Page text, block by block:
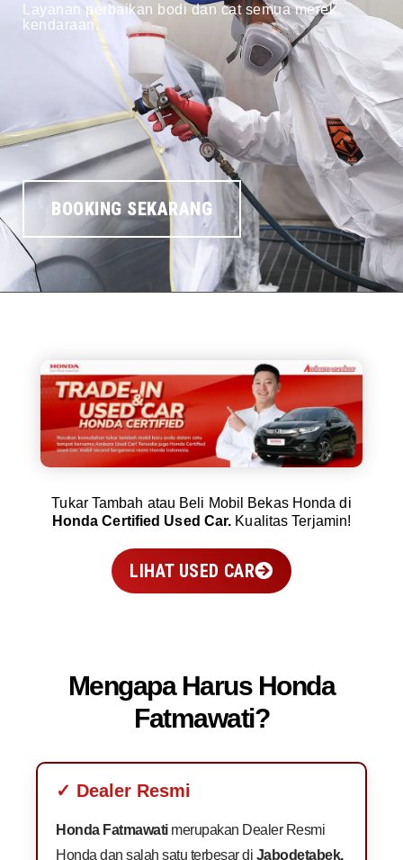
Layanan perbaikan bodi dan cat semua merek
kendaraan.
BOOKING SEKARANG
Tukar Tambah atau Beli Mobil Bekas Honda di
Honda Certified Used Car. Kualitas Terjamin!
LIHAT USED CAR
Mengapa Harus Honda
Fatmawati?
✓ Dealer Resmi
Honda Fatmawatimerupakan Dealer Resmi
Honda dan salah satu terbesar di Jabodetabek.